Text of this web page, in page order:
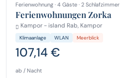
Ferienwohnung · 4 Gäste · 2 Schlafzimmer
Ferienwohnungen Zorka
Kampor - island Rab, Kampor
Klimaanlage WLAN Meerblick
107,14 €
ab / Nacht